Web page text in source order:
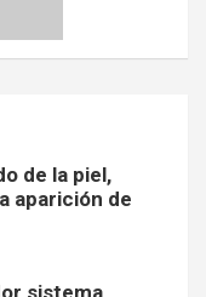
de la piel,
aparición de